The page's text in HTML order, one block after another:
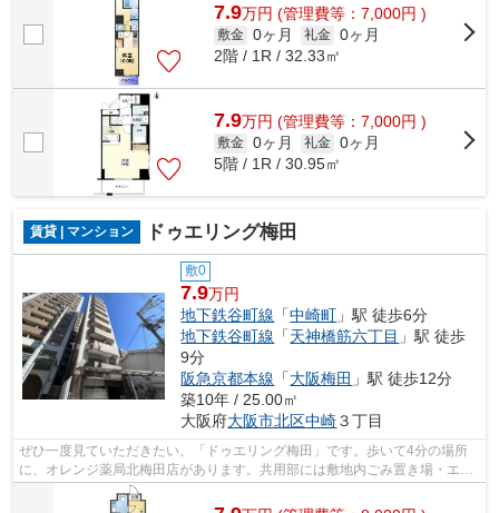
7.9万円 (管理費等：7,000円 )
敷金 0ヶ月 礼金 0ヶ月
2階 / 1R / 32.33㎡
7.9万円 (管理費等：7,000円 )
敷金 0ヶ月 礼金 0ヶ月
5階 / 1R / 30.95㎡
賃貸 | マンション ドゥエリング梅田
敷0
7.9万円
地下鉄谷町線 「中崎町 」駅 徒歩6分
地下鉄谷町線 「天神橋筋六丁目 」駅 徒歩
9分
阪急京都本線 「大阪梅田 」駅 徒歩12分
築10年 / 25.00㎡
大阪府大阪市北区中崎３丁目
ぜひ一度見ていただきたい、「ドゥエリング梅田」です。歩いて4分の場所
に、オレンジ薬局北梅田店があります。共用部には敷地内ごみ置き場・エレ
ベータなどが揃っており、とても充実し...